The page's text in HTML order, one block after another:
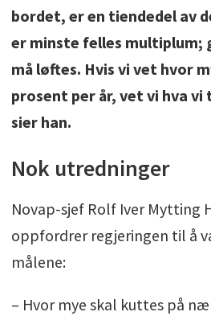
bordet, er en tiendedel av
er minste felles multiplum;
må løftes. Hvis vi vet hvor
prosent per år, vet vi hva
sier han.
Nok utredninger
Novap-sjef Rolf Iver Mytting
oppfordrer regjeringen til å
målene:
– Hvor mye skal kuttes på